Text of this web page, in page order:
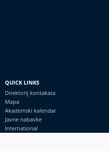
QUICK LINKS
Direktorij kontakata
Mapa
Akademski kalendar
Javne nabavke
International